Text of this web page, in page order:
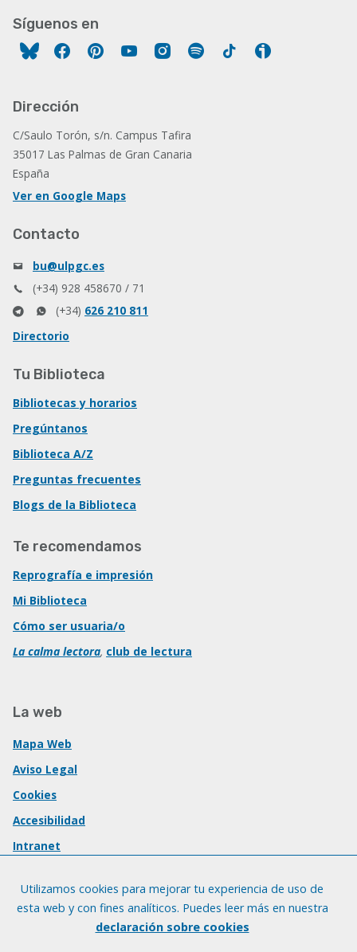
Síguenos en
FacebookPinterestYouTubeInstagram
Spotify Tiktok
Dirección
C/Saulo Torón, s/n. Campus Tafira
35017 Las Palmas de Gran Canaria
España
Ver en Google Maps
Contacto
bu@ulpgc.es
(+34) 928 458670 / 71
(+34) 626 210 811
Directorio
Tu Biblioteca
Bibliotecas y horarios
Pregúntanos
Biblioteca A/Z
Preguntas frecuentes
Blogs de la Biblioteca
Te recomendamos
Reprografía e impresión
Mi Biblioteca
Cómo ser usuaria/o
La calma lectora, club de lectura
La web
Mapa Web
Aviso Legal
Cookies
Accesibilidad
Intranet
Utilizamos cookies para mejorar tu experiencia de uso de
esta web y con fines analíticos. Puedes leer más en nuestra
declaración sobre cookies